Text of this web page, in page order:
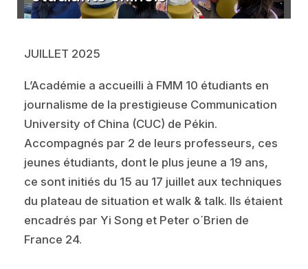
JUILLET 2025
L’Académie a accueilli à FMM 10 étudiants en
journalisme de la prestigieuse Communication
University of China (CUC) de Pékin.
Accompagnés par 2 de leurs professeurs, ces
jeunes étudiants, dont le plus jeune a 19 ans,
ce sont initiés du 15 au 17 juillet aux techniques
du plateau de situation et walk & talk. Ils étaient
encadrés par Yi Song et Peter o´Brien de
France 24.